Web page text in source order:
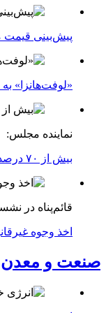
پیش‌بینی قیمت
«لوفت‌هانزا»
نماینده مجلس:
بیش از ۷۰ درصد درآمد خانوار صرف اجاره خانه می‌شود
قائم‌پناه در
اخذ وجوه
صنعت و معدن